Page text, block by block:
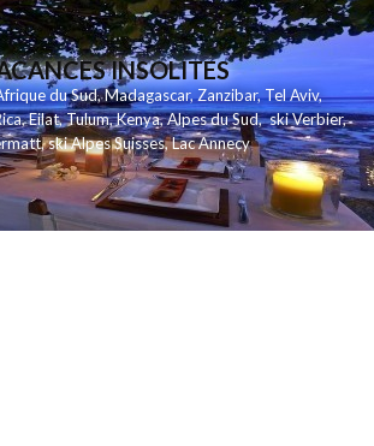
INSOLITES
du Sud,Madagascar,Zanzibar,Tel Aviv,
,Eilat,Tulum,Kenya,Alpes du Sud,ski Verbier,
,ski Alpes Suisses,Lac Annecy